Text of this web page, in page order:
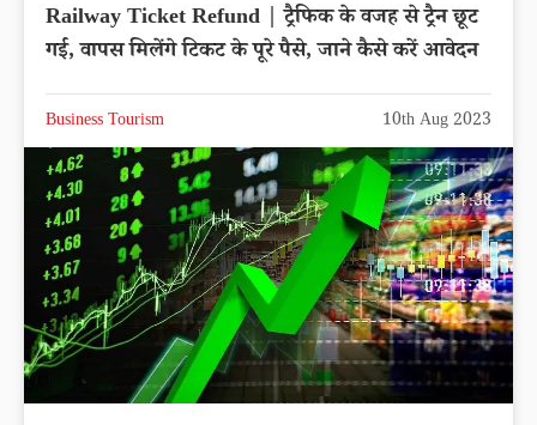
Railway Ticket Refund | ट्रैफिक के वजह से ट्रैन छूट
गई, वापस मिलेंगे टिकट के पूरे पैसे, जाने कैसे करें आवेदन
Business Tourism 10th Aug 2023